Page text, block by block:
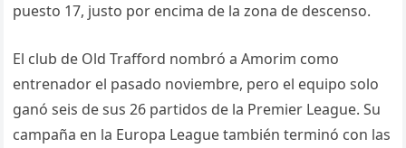
puesto 17, justo por encima de la zona de descenso.
El club de Old Trafford nombró a Amorim como
entrenador el pasado noviembre, pero el equipo solo
ganó seis de sus 26 partidos de la Premier League. Su
campaña en la Europa League también terminó con las